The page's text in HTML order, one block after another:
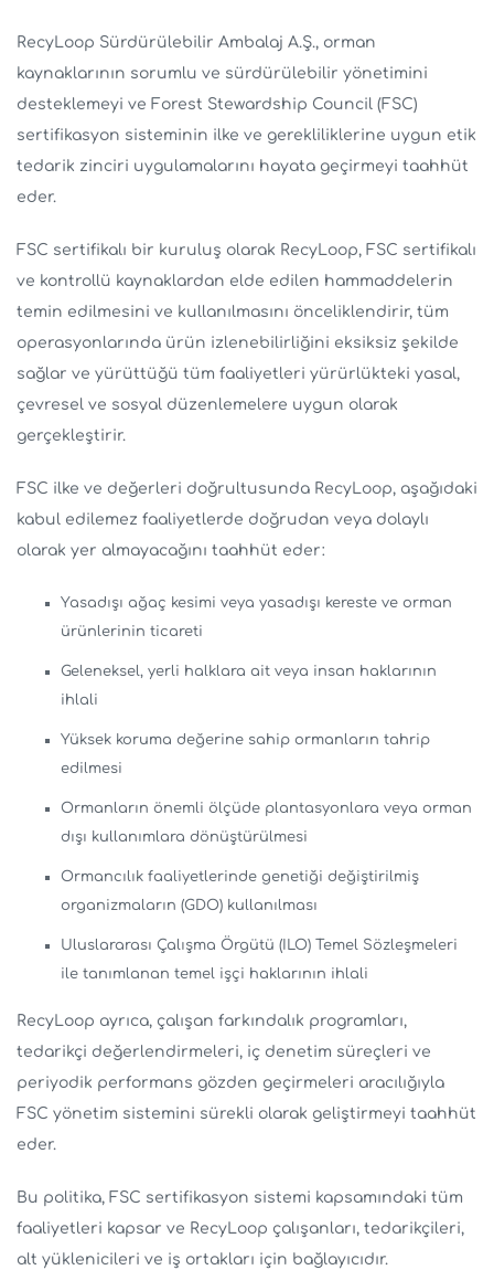
RecyLoop Sürdürülebilir Ambalaj A.Ş., orman
kaynaklarının sorumlu ve sürdürülebilir yönetimini
desteklemeyi ve Forest Stewardship Council (FSC)
sertifikasyon sisteminin ilke ve gerekliliklerine uygun etik
tedarik zinciri uygulamalarını hayata geçirmeyi taahhüt
eder.
FSC sertifikalı bir kuruluş olarak RecyLoop, FSC sertifikalı
ve kontrollü kaynaklardan elde edilen hammaddelerin
temin edilmesini ve kullanılmasını önceliklendirir, tüm
operasyonlarında ürün izlenebilirliğini eksiksiz şekilde
sağlar ve yürüttüğü tüm faaliyetleri yürürlükteki yasal,
çevresel ve sosyal düzenlemelere uygun olarak
gerçekleştirir.
FSC ilke ve değerleri doğrultusunda RecyLoop, aşağıdaki
kabul edilemez faaliyetlerde doğrudan veya dolaylı
olarak yer almayacağını taahhüt eder:
Yasadışı ağaç kesimi veya yasadışı kereste ve orman
ürünlerinin ticareti
Geleneksel, yerli halklara ait veya insan haklarının
ihlali
Yüksek koruma değerine sahip ormanların tahrip
edilmesi
Ormanların önemli ölçüde plantasyonlara veya orman
dışı kullanımlara dönüştürülmesi
Ormancılık faaliyetlerinde genetiği değiştirilmiş
organizmaların (GDO) kullanılması
Uluslararası Çalışma Örgütü (ILO) Temel Sözleşmeleri
ile tanımlanan temel işçi haklarının ihlali
RecyLoop ayrıca, çalışan farkındalık programları,
tedarikçi değerlendirmeleri, iç denetim süreçleri ve
periyodik performans gözden geçirmeleri aracılığıyla
FSC yönetim sistemini sürekli olarak geliştirmeyi taahhüt
eder.
Bu politika, FSC sertifikasyon sistemi kapsamındaki tüm
faaliyetleri kapsar ve RecyLoop çalışanları, tedarikçileri,
alt yüklenicileri ve iş ortakları için bağlayıcıdır.